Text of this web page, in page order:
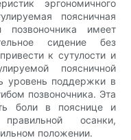
эргономичного
поясничная
позвоночника имеет
сидение без
к сутулости и
поясничной
уровень поддержки в
позвоночника. Эта
боли в пояснице и
осанки,
положении.